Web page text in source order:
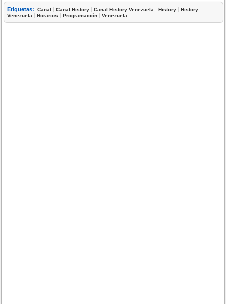
Etiquetas: Canal |Canal History |Canal History Venezuela |History |History
Venezuela |Horarios |Programación |Venezuela